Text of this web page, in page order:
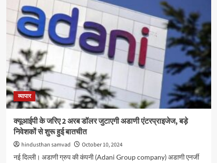
में
हो
रही
गिरावट
पर
लगी
ब्रेक,
दोनों
सूचकांक
हरे
निशान
व्यापार
क्यूआईपी के जरिए 2 अरब डॉलर जुटाएगी अडाणी एंटरप्राइजेज, बड़े
निवेशकों से शुरू हुई बातचीत
hindusthan samvad
October 10, 2024
नई दिल्ली। अडाणी ग्रुप की कंपनी (Adani Group company) अडाणी एनर्जी